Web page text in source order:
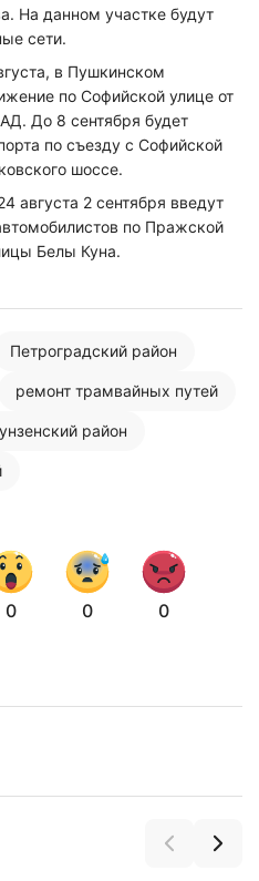
На данном участке будут
сети.
в Пушкинском
по Софийской улице от
До 8 сентября будет
по съезду с Софийской
шоссе.
августа 2 сентября введут
по Пражской
Белы Куна.
Петроградский район
ремонт трамвайных путей
район
0 0 0